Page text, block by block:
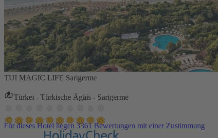
TUI MAGIC LIFE Sarigerme
Türkei - Türkische Ägäis - Sarigerme
Für dieses Hotel liegen 3361 Bewertungen mit einer Zustimmung